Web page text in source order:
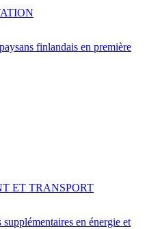
finlandais en première
en énergie et
ET TRANSPORT